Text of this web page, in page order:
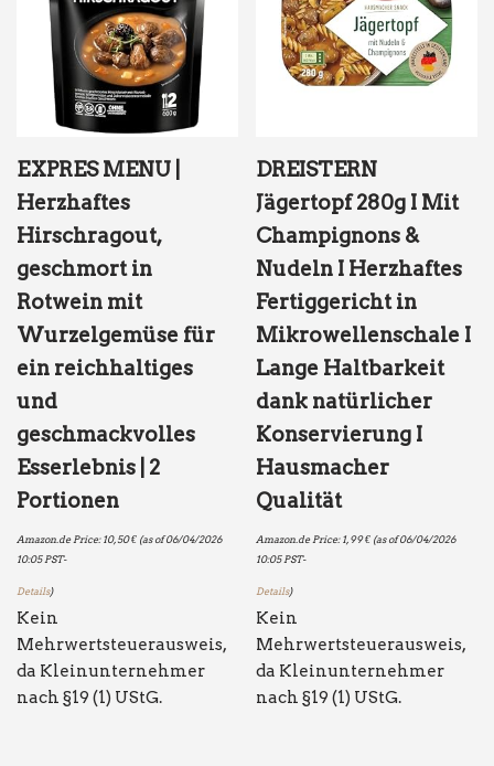
EXPRES MENU |
Herzhaftes
Hirschragout,
geschmort in
Rotwein mit
Wurzelgemüse für
ein reichhaltiges
und
geschmackvolles
Esserlebnis | 2
Portionen
Amazon.de Price:10,50€ (as of 06/04/2026
10:05 PST-
Details)
Kein
Mehrwertsteuerausweis,
da Kleinunternehmer
nach §19 (1) UStG.
DREISTERN
Jägertopf 280g I Mit
Champignons &
Nudeln I Herzhaftes
Fertiggericht in
Mikrowellenschale I
Lange Haltbarkeit
dank natürlicher
Konservierung I
Hausmacher
Qualität
Amazon.de Price:1,99€ (as of 06/04/2026
10:05 PST-
Details)
Kein
Mehrwertsteuerausweis,
da Kleinunternehmer
nach §19 (1) UStG.